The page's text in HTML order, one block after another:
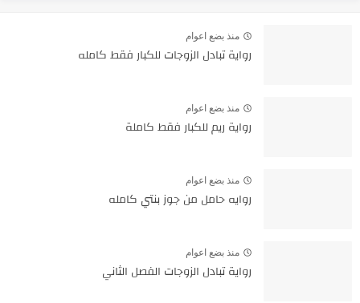
منذ بضع اعوام
رواية تبادل الزوجات للكبار فقط كامله
منذ بضع اعوام
رواية ريم للكبار فقط كاملة
منذ بضع اعوام
روايه حامل من جوز بنتي كامله
منذ بضع اعوام
رواية تبادل الزوجات الفصل الثاني